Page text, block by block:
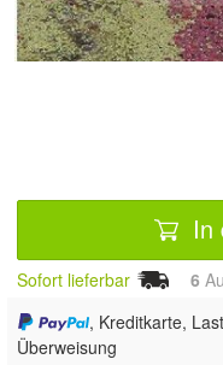
In
Sofort lieferbar 6
, Kreditkarte,
Überweisung